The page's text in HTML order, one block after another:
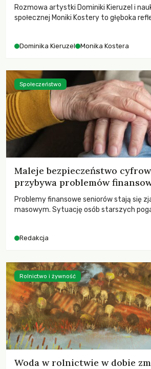
Rozmowa artystki Dominiki Kieruzel i
społecznej Moniki Kostery to głęboka
Dominika Kieruzel Monika Kostera
Maleje bezpieczeństwo
przybywa problemów
Problemy finansowe seniorów stają się
masowym. Sytuację osób starszych
Redakcja
Społeczeństwo
Woda w rolnictwie w dobie
Rolnictwo i żywność